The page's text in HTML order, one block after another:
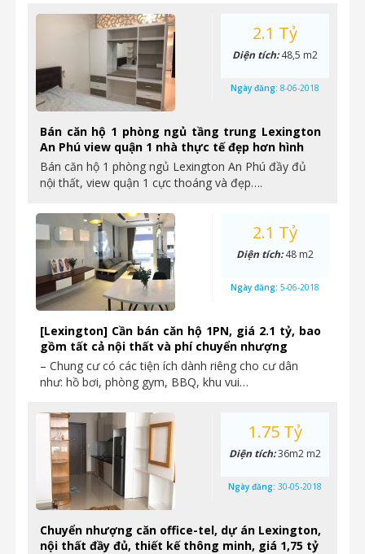
Bán căn hộ 1 phòng ngủ tầng trung Lexington
An Phú view quận 1 nhà thực tế đẹp hơn hình
Bán căn hộ 1 phòng ngủ Lexington An Phú đầy đủ
nội thất, view quận 1 cực thoáng và đẹp….
2.1 Tỷ
Diện tích:48,5 m2
Ngày đăng: 8-06-2018
[Lexington] Cần bán căn hộ 1PN, giá 2.1 tỷ, bao
gồm tất cả nội thất và phí chuyển nhượng
– Chung cư có các tiện ích dành riêng cho cư dân
như: hồ bơi, phòng gym, BBQ, khu vui…
2.1 Tỷ
Diện tích:48 m2
Ngày đăng: 5-06-2018
Chuyển nhượng căn office-tel, dự án Lexington,
nội thất đầy đủ, thiết kế thông minh, giá 1,75 tỷ
1.75 Tỷ
Diện tích:36m2 m2
Ngày đăng: 30-05-2018